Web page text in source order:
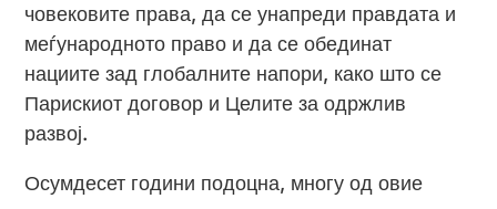
човековите права, да се унапреди правдата и
меѓународното право и да се обединат
нациите зад глобалните напори, како што се
Парискиот договор и Целите за одржлив
развој.
Осумдесет години подоцна, многу од овие